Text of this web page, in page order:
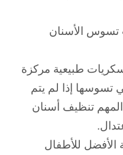
تسوس الأسنان
طبيعية مركزة
تسوسها إذا لم يتم
تنظيف أسنان
الأفضل للأطفال